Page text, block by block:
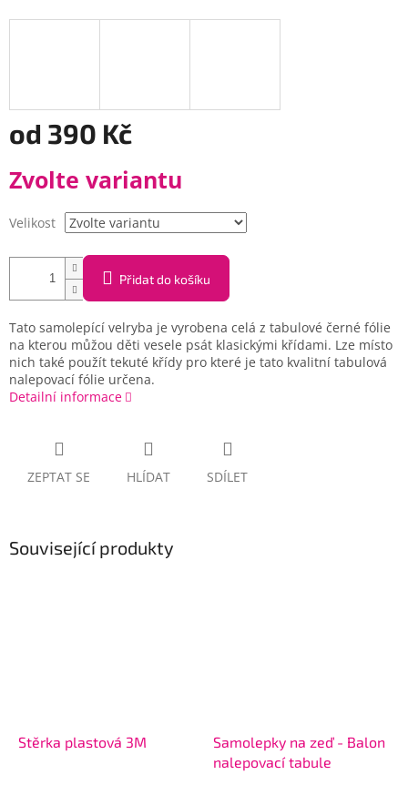
od 390 Kč
cena:
Zvolte variantu
Velikost
Přidat do košíku
Tato samolepící velryba je vyrobena celá z tabulové černé fólie
na kterou můžou děti vesele psát klasickými křídami. Lze místo
nich také použít tekuté křídy pro které je tato kvalitní tabulová
nalepovací fólie určena.
Detailní informace
ZEPTAT SE HLÍDAT SDÍLET
Související produkty
Stěrka plastová 3M
Samolepky na zeď - Balon
nalepovací tabule